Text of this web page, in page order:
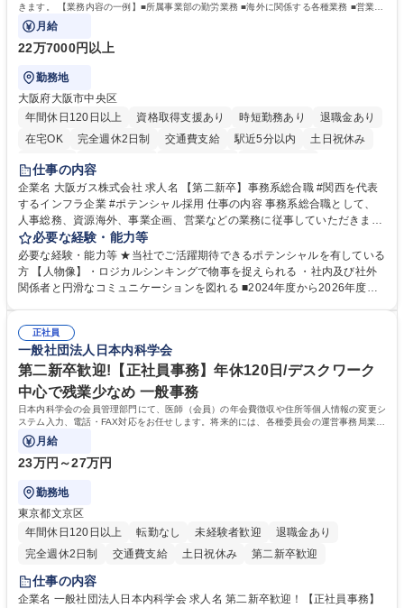
きます。 【業務内容の一例】■所属事業部の勤労業務 ■海外に関係する各種業務 ■営業部
門の企画スタッフ、ルート営業
月給
22万7000円以上
勤務地
大阪府大阪市中央区
年間休日120日以上
資格取得支援あり 時短勤務あり
退職金あり
在宅OK
完全週休2日制 交通費支給 駅近5分以内
土日祝休み
服装自由
第二新卒歓迎
仕事の内容
企業名 大阪ガス株式会社 求人名 【第二新卒】事務系総合職 #関西を代表
するインフラ企業 #ポテンシャル採用 仕事の内容 事務系総合職として、
人事総務、資源海外、事業企画、営業などの業務に従事していただきま
す。 【業務内容の一例】■所属事業部の勤労業務 ■海外に関係する各種業
務 ■営業部門の企画スタッフ、ルート営業 【キャリアパス】入社後の配属
ポジションで一定期間ご活躍頂いた後、本人の適性及び将来のキャリアを
鑑みてジョブローテーションを行います。 【育成】OJTでの現場育成や研
表するインフラ企業 #ポテンシャル採用
必要な経験・能力等
必要な経験・能力等 ★当社でご活躍期待できるポテンシャルを有している
方 【人物像】・ロジカルシンキングで物事を捉えられる ・社内及び社外
関係者と円滑なコミュニケーションを図れる ■2024年度から2026年度ま
72.html ■エネルギーセキュリティの不安定化や気候変動による自然災害の
甚大化など、これまで以上に社会課題解決の重要性が高まっています。
「未来の日常」の創造に向けて持続可能な社会の実現に貢献してまいりま
す。 学歴・資格 学歴：大学院 大学 語学力： 資格：
正社員
一般社団法人日本内科学会
第二新卒歓迎!【正社員事務】年休120日/デスクワーク
中心で残業少なめ 一般事務
日本内科学会の会員管理部門にて、医師（会員）の年会費徴収や住所等個人情報の変更シ
ステム入力、電話・FAX対応をお任せします。将来的には、各種委員会の運営事務局業務
などにも幅広く携わっていただきます。
月給
23万円～27万円
勤務地
東京都文京区
年間休日120日以上
転勤なし 未経験者歓迎
退職金あり
完全週休2日制
交通費支給 土日祝休み 第二新卒歓迎
仕事の内容
企業名 一般社団法人日本内科学会 求人名 第二新卒歓迎！【正社員事務】